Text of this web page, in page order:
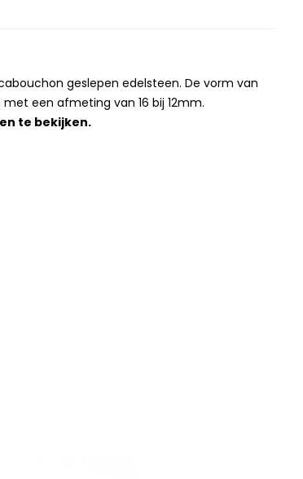
geslepen edelsteen. De vorm van
een afmeting van 16 bij 12mm.
te bekijken.